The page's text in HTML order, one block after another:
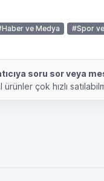
ve Medya #Spor
soru sor veya
ürünler çok hızlı